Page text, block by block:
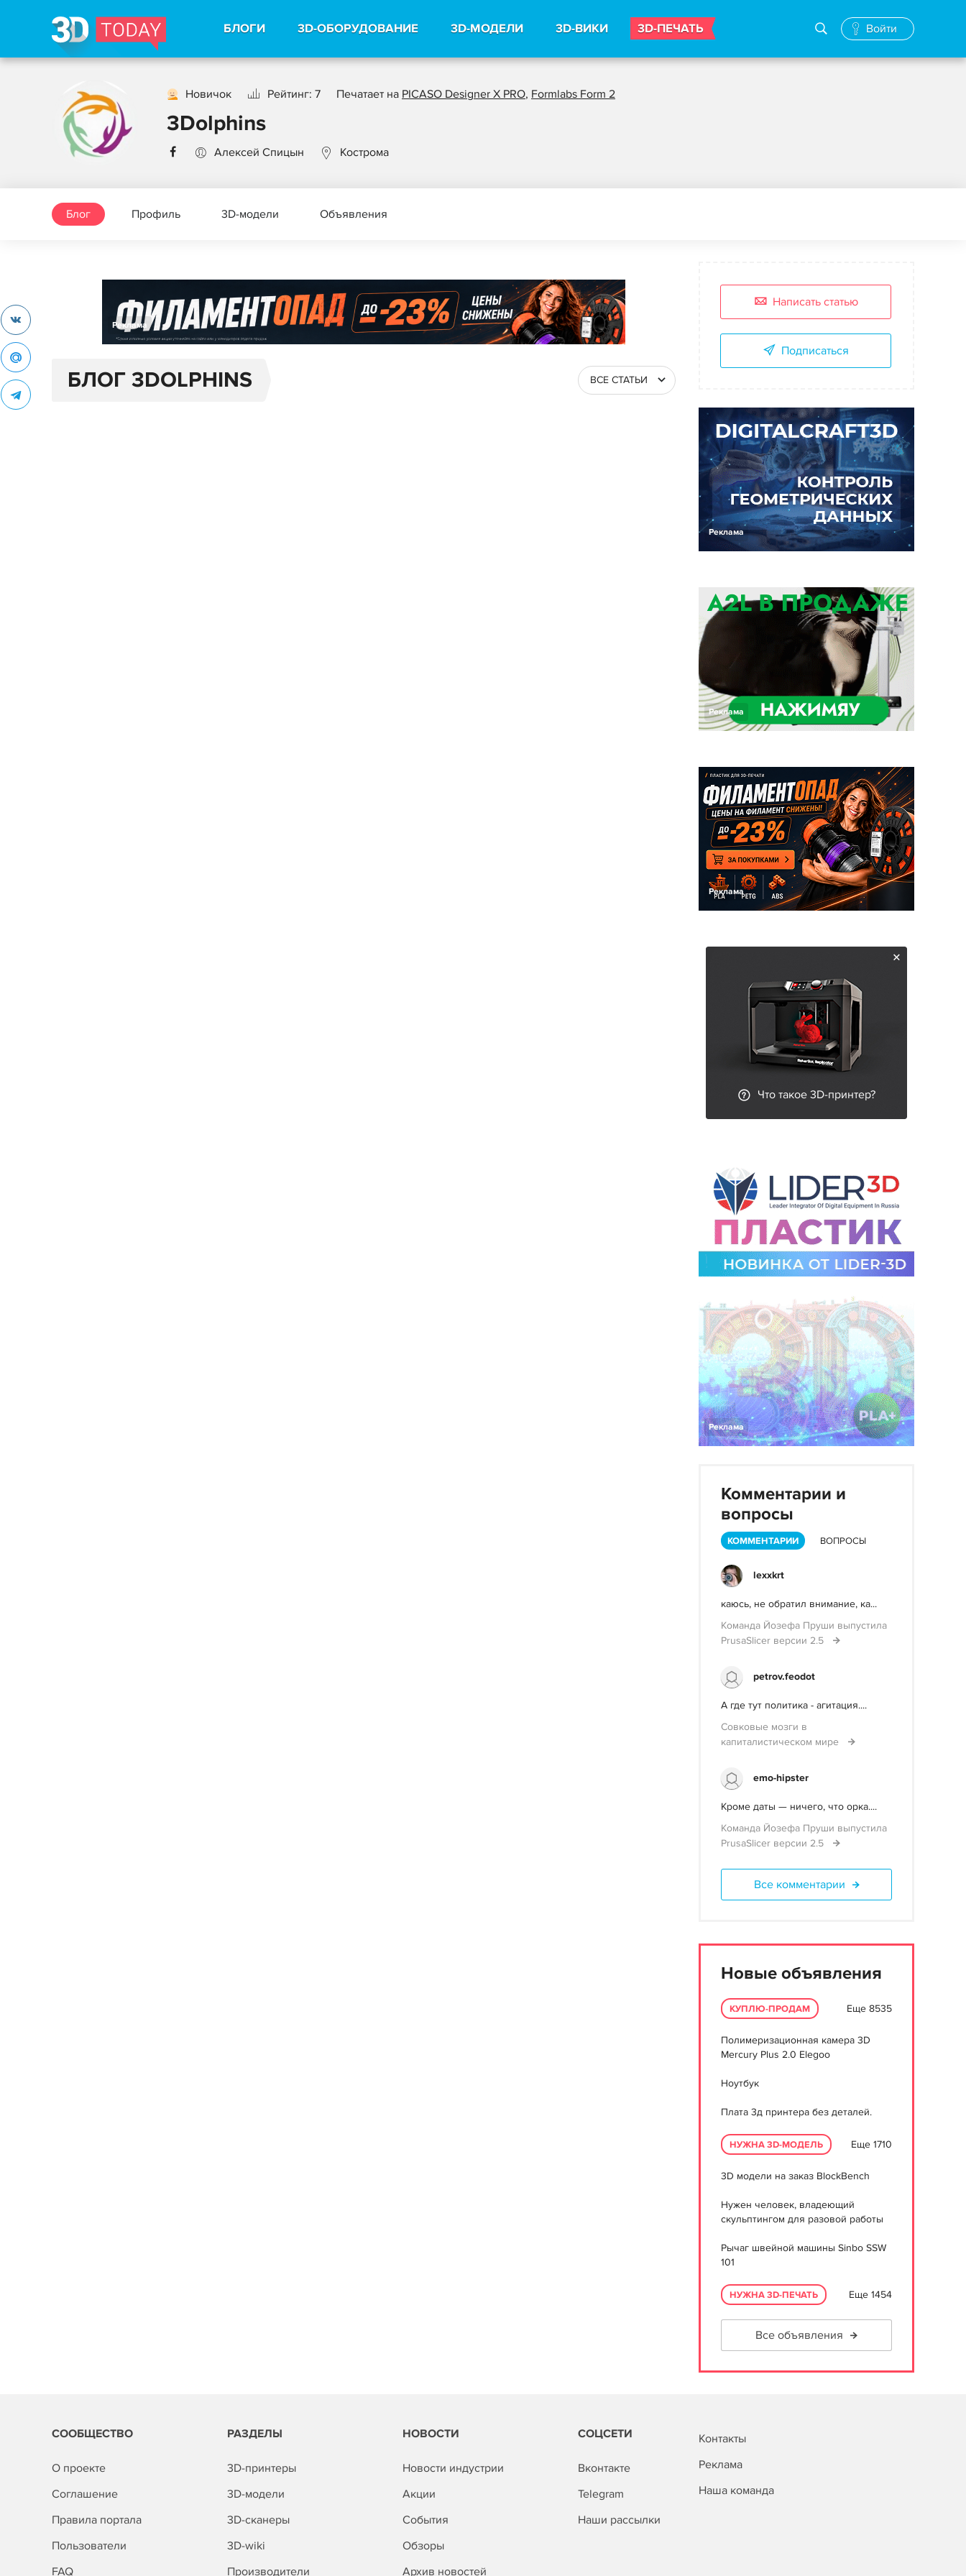
БЛОГИ 3D-ОБОРУДОВАНИЕ 3D-МОДЕЛИ 3D-ВИКИ 3D-ПЕЧАТЬ Войти
Новичок Рейтинг: 7 Печатает на PICASO Designer X PRO, Formlabs Form 2
3Dolphins
Алексей Спицын Кострома
Блог Профиль 3D-модели Объявления
Реклама
БЛОГ 3DOLPHINS ВСЕ СТАТЬИ
Написать статью
Подписаться
Реклама
Реклама
Реклама
Что такое 3D-принтер?
Реклама
Комментарии и
вопросы
КОММЕНТАРИИ ВОПРОСЫ
lexxkrt
каюсь, не обратил внимание, ка...
Команда Йозефа Пруши выпустила
PrusaSlicer версии 2.5
petrov.feodot
А где тут политика - агитация....
Совковые мозги в
капиталистическом мире
emo-hipster
Кроме даты — ничего, что орка....
Команда Йозефа Пруши выпустила
PrusaSlicer версии 2.5
Все комментарии
Новые объявления
КУПЛЮ-ПРОДАМ Еще 8535
Полимеризационная камера 3D
Mercury Plus 2.0 Elegoo
Ноутбук
Плата 3д принтера без деталей.
НУЖНА 3D-МОДЕЛЬ Еще 1710
3D модели на заказ BlockBench
Нужен человек, владеющий
скульптингом для разовой работы
Рычаг швейной машины Sinbo SSW
101
НУЖНА 3D-ПЕЧАТЬ Еще 1454
Все объявления
СООБЩЕСТВО
О проекте
Соглашение
Правила портала
Пользователи
FAQ
РАЗДЕЛЫ
3D-принтеры
3D-модели
3D-сканеры
3D-wiki
Производители
НОВОСТИ
Новости индустрии
Акции
События
Обзоры
Архив новостей
СОЦСЕТИ
Вконтакте
Telegram
Наши рассылки
Контакты
Реклама
Наша команда